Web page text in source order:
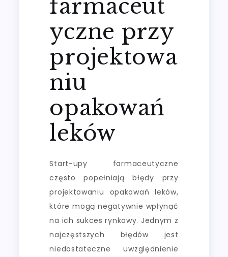
farmaceut
yczne przy
projektowa
niu
opakowań
leków
Start-upy farmaceutyczne
często popełniają błędy przy
projektowaniu opakowań leków,
które mogą negatywnie wpłynąć
na ich sukces rynkowy. Jednym z
najczęstszych błędów jest
niedostateczne uwzględnienie